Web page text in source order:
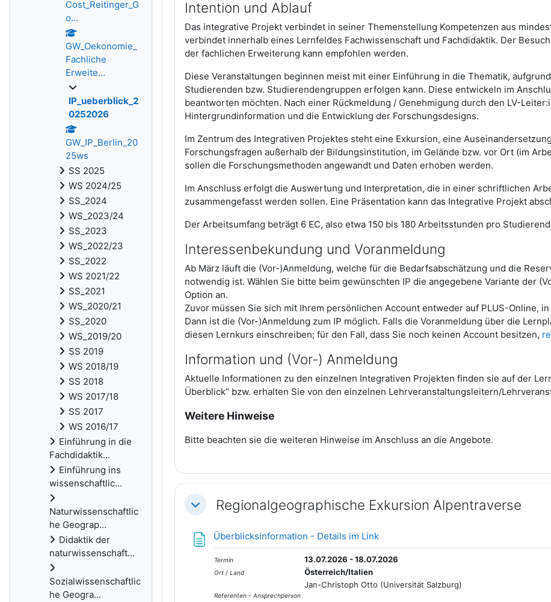
Intention und Ablauf
Das integrative Projekt verbindet in seiner Themenstellung Kompetenzen aus
verbindet innerhalb eines Lernfeldes Fachwissenschaft und Fachdidaktik. Der
der fachlichen Erweiterung kann empfohlen werden.
Diese Veranstaltungen beginnen meist mit einer Einführung in die Thematik,
Studierenden bzw. Studierendengruppen erfolgen kann. Diese entwickeln im
beantworten möchten. Nach einer Rückmeldung / Genehmi­gung durch den LV-
Hintergrundinformation und die Entwicklung der Forschungsdesigns.
Im Zentrum des Integrativen Projektes steht eine Exkursion, eine
Forschungsfragen außerhalb der Bildungsinstitution, im Gelände bzw. vor Ort (im
sollen die Forschungsmethoden angewandt und Daten erhoben werden.
Im Anschluss erfolgt die Auswertung und Interpretation, die in einer schriftlichen
zusammengefasst werden sollen. Eine Präsentation kann das Integrative Projekt
Der Arbeitsumfang beträgt 6 EC, also etwa 150 bis 180 Arbeitsstunden pro
Interessenbekundung und Voranmeldung
Ab März läuft die (Vor-)Anmeldung, welche für die Bedarfsabschätzung und die
notwendig ist. Wählen Sie bitte beim gewünschten IP die angegebene Variante der
Option an.
Zuvor müssen Sie sich mit Ihrem persönlichen Account entweder auf PLUS-Online,
Dann ist die (Vor-)Anmeldung zum IP möglich. Falls die Voranmeldung über die
diesen Lernkurs einschreiben; für den Fall, dass Sie noch keinen Account besitzen,
Information und (Vor-) Anmeldung
Aktuelle Informationen zu den einzelnen Integrativen Projekten finden sie auf der
Überblick“ bzw. erhalten Sie von den einzelnen Lehrveranstaltungsleitern/
Weitere Hinweise
Bitte beachten sie die weiteren Hinweise im Anschluss an die Angebote.
EinklappenRegionalgeographische Exkursion Alpentraverse
Überblicksinformation - Details im LinkTextseite
Termin 13.07.2026 - 18.07.2026
Ort / Land Österreich/Italien
Referenten - Ansprechperson
Jan-Christoph Otto (Universität Salzburg)
Cost_Reitinger_G
o...
GW_Oekonomie_
Fachliche
Erweite...
IP_ueberblick_2
0252026
GW_IP_Berlin_20
25ws
SS 2025
WS 2024/25
SS_2024
WS_2023/24
SS_2023
WS_2022/23
SS_2022
WS 2021/22
SS_2021
WS_2020/21
SS_2020
WS_2019/20
SS 2019
WS 2018/19
SS 2018
WS 2017/18
SS 2017
WS 2016/17
Einführung in die
Fachdidaktik...
Einführung ins
wissenschaftlic...
Naturwissenschaftlic
he Geograp...
Didaktik der
naturwissenschaft...
Sozialwissenschaftlic
he Geogra...